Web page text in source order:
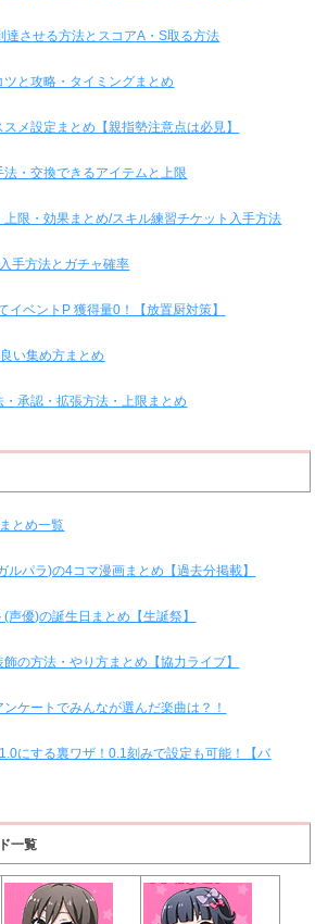
達させる方法とスコアA・S取る方法
と攻略・タイミングまとめ
メ設定まとめ【親指勢注意点は必見】
法・交換できるアイテムと上限
限・効果まとめ/スキル練習チケット入手方法
手方法とガチャ確率
イベントP 獲得量0！【放置厨対策】
い集め方まとめ
承認・拡張方法・上限まとめ
とめ一覧
ルパラ)の4コマ漫画まとめ【過去分掲載】
声優)の誕生日まとめ【生誕祭】
の方法・やり方まとめ【協力ライブ】
ケートでみんなが選んだ楽曲は？！
にする裏ワザ！0.1刻みで設定も可能！【バ
一覧